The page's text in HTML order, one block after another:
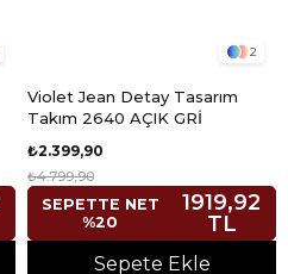
2
Violet Jean Detay Tasarım
Takım 2640 AÇIK GRİ
₺2.399,90
₺4.799,90
SEPETTE NET
%20
1919,92
TL
Sepete Ekle